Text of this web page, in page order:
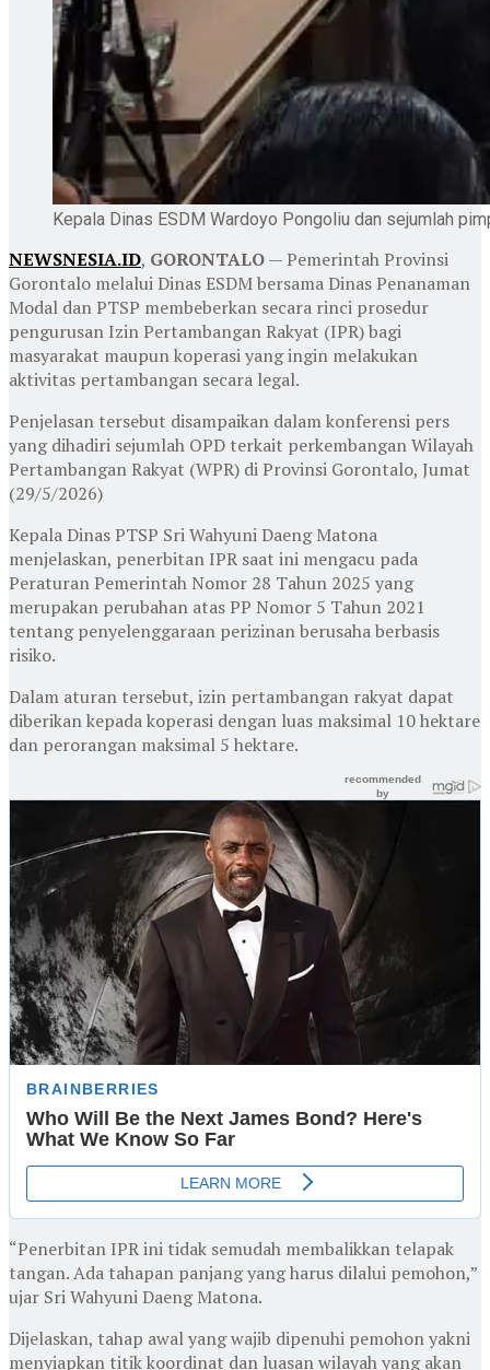
Kepala Dinas ESDM Wardoyo Pongoliu dan sejumlah
NEWSNESIA.ID, GORONTALO— Pemerintah Provinsi
Gorontalo melalui Dinas ESDM bersama Dinas Penanaman
Modal dan PTSP membeberkan secara rinci prosedur
pengurusan Izin Pertambangan Rakyat (IPR) bagi
masyarakat maupun koperasi yang ingin melakukan
aktivitas pertambangan secara legal.
Penjelasan tersebut disampaikan dalam konferensi pers
yang dihadiri sejumlah OPD terkait perkembangan Wilayah
Pertambangan Rakyat (WPR) di Provinsi Gorontalo, Jumat
(29/5/2026)
Kepala Dinas PTSP Sri Wahyuni Daeng Matona
menjelaskan, penerbitan IPR saat ini mengacu pada
Peraturan Pemerintah Nomor 28 Tahun 2025 yang
merupakan perubahan atas PP Nomor 5 Tahun 2021
tentang penyelenggaraan perizinan berusaha berbasis
risiko.
Dalam aturan tersebut, izin pertambangan rakyat dapat
diberikan kepada koperasi dengan luas maksimal 10 hektare
dan perorangan maksimal 5 hektare.
“Penerbitan IPR ini tidak semudah membalikkan telapak
tangan. Ada tahapan panjang yang harus dilalui pemohon,”
ujar Sri Wahyuni Daeng Matona.
Dijelaskan, tahap awal yang wajib dipenuhi pemohon yakni
menyiapkan titik koordinat dan luasan wilayah yang akan